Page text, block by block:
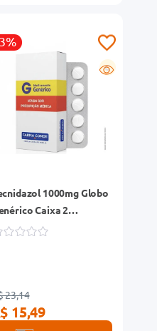
G
1000mg Globo
Caixa 2
23,14
15,49